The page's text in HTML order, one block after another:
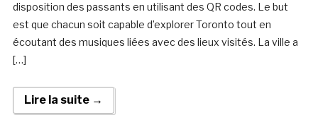
disposition des passants en utilisant des QR codes. Le but
est que chacun soit capable d’explorer Toronto tout en
écoutant des musiques liées avec des lieux visités. La ville a
[…]
Lire la suite →